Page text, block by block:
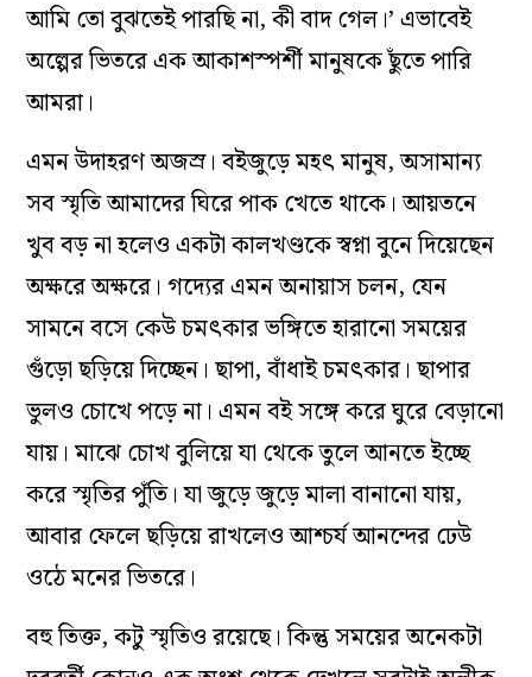
আমি তো বুঝতেই পারছি না, কী বাদ গেল।’ এভাবেই
অল্পের ভিতরে এক আকাশস্পর্শী মানুষকে ছুঁতে পারি
আমরা।
এমন উদাহরণ অজস্র। বইজুড়ে মহৎ মানুষ, অসামান্য
সব স্মৃতি আমাদের ঘিরে পাক খেতে থাকে। আয়তনে
খুব বড় না হলেও একটা কালখণ্ডকে স্বপ্না বুনে দিয়েছেন
অক্ষরে অক্ষরে। গদ্যের এমন অনায়াস চলন, যেন
সামনে বসে কেউ চমৎকার ভঙ্গিতে হারানো সময়ের
গুঁড়ো ছড়িয়ে দিচ্ছেন। ছাপা, বাঁধাই চমৎকার। ছাপার
ভুলও চোখে পড়ে না। এমন বই সঙ্গে করে ঘুরে বেড়ানো
যায়। মাঝে চোখ বুলিয়ে যা থেকে তুলে আনতে ইচ্ছে
করে স্মৃতির পুঁতি। যা জুড়ে জুড়ে মালা বানানো যায়,
আবার ফেলে ছড়িয়ে রাখলেও আশ্চর্য আনন্দের ঢেউ
ওঠে মনের ভিতরে।
বহু তিক্ত, কটু স্মৃতিও রয়েছে। কিন্তু সময়ের অনেকটা